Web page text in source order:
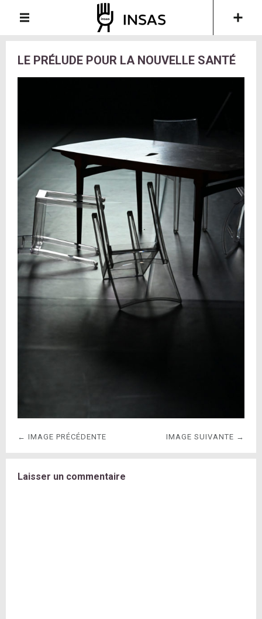
LE PRÉLUDE POUR LA NOUVELLE SANTÉ
← IMAGE PRÉCÉDENTE IMAGE SUIVANTE →
Laisser un commentaire